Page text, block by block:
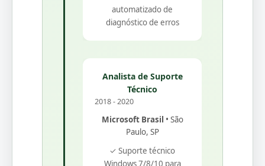
automatizado de
diagnóstico de erros
Analista de Suporte
Técnico
2018 - 2020
Microsoft Brasil • São
Paulo, SP
✓ Suporte técnico
Windows 7/8/10 para